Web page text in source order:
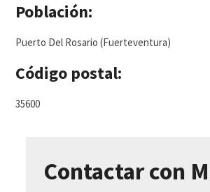
Población:
Puerto Del Rosario (Fuerteventura)
Código postal:
35600
Contactar con